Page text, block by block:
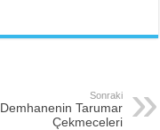
Sonraki
Demhanenin Tarumar
Çekmeceleri